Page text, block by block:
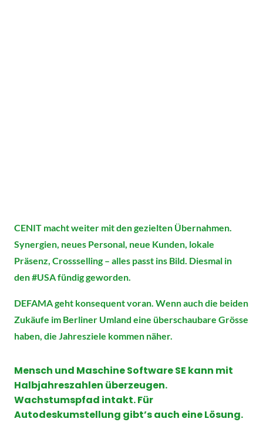
CENIT macht weiter mit den gezielten Übernahmen.
Synergien, neues Personal, neue Kunden, lokale
Präsenz, Crossselling – alles passt ins Bild. Diesmal in
den #USA fündig geworden.
DEFAMA geht konsequent voran. Wenn auch die beiden
Zukäufe im Berliner Umland eine überschaubare Grösse
haben, die Jahresziele kommen näher.
Mensch und Maschine Software SE kann mit
Halbjahreszahlen überzeugen.
Wachstumspfad intakt. Für
Autodeskumstellung gibt’s auch eine Lösung.